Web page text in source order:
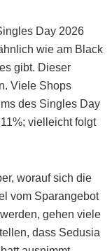
Day 2026
wie am Black
gibt. Dieser
Viele Shops
des Singles Day
vielleicht folgt
worauf sich die
vom Sparangebot
gehen viele
dass Sedusia